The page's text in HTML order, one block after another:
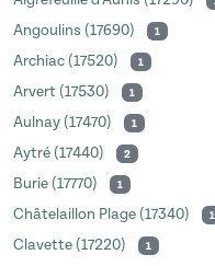
Angoulins (17690) 1
Archiac (17520) 1
Arvert (17530) 1
Aulnay (17470) 1
Aytré (17440) 2
Burie (17770) 1
Châtelaillon Plage (17340) 1
Clavette (17220) 1